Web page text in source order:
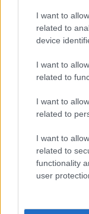
I want to
related to
device
I want to
related to
I want to
related to
I want to
related to
functionality
user